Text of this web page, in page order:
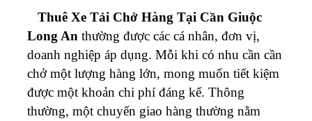
Thuê Xe Tải Chở Hàng Tại Cần Giuộc
Long An thường được các cá nhân, đơn vị,
doanh nghiệp áp dụng. Mỗi khi có nhu cần cần
chở một lượng hàng lớn, mong muốn tiết kiệm
được một khoản chi phí đáng kể. Thông
thường, một chuyến giao hàng thường nằm